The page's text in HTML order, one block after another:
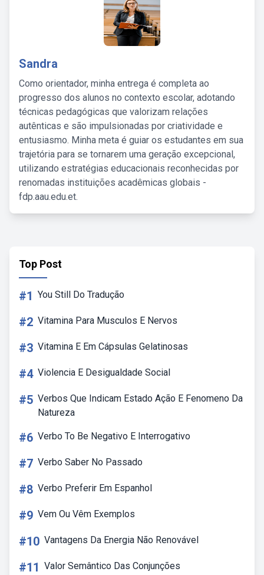
Sandra
Como orientador, minha entrega é completa ao
progresso dos alunos no contexto escolar, adotando
técnicas pedagógicas que valorizam relações
autênticas e são impulsionadas por criatividade e
entusiasmo. Minha meta é guiar os estudantes em sua
trajetória para se tornarem uma geração excepcional,
utilizando estratégias educacionais reconhecidas por
renomadas instituições acadêmicas globais -
fdp.aau.edu.et.
Top Post
#1 You Still Do Tradução
#2 Vitamina Para Musculos E Nervos
#3 Vitamina E Em Cápsulas Gelatinosas
#4 Violencia E Desigualdade Social
#5 Verbos Que Indicam Estado Ação E Fenomeno Da
Natureza
#6 Verbo To Be Negativo E Interrogativo
#7 Verbo Saber No Passado
#8 Verbo Preferir Em Espanhol
#9 Vem Ou Vêm Exemplos
#10 Vantagens Da Energia Não Renovável
#11 Valor Semântico Das Conjunções